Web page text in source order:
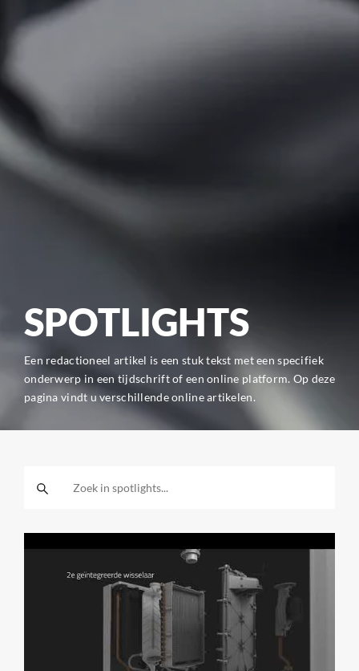
SPOTLIGHTS
Een redactioneel artikel is een stuk tekst met een specifiek
onderwerp in een tijdschrift of een online platform. Op deze
pagina vindt u verschillende online artikelen.